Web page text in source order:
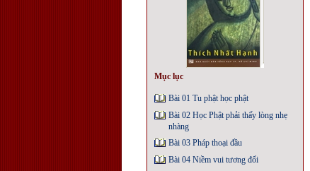
Mục lục
Bài 01 Tu phật học phật
Bài 02 Học Phật phải thấy lòng nhẹ
nhàng
Bài 03 Pháp thoại đầu
Bài 04 Niềm vui tương đối